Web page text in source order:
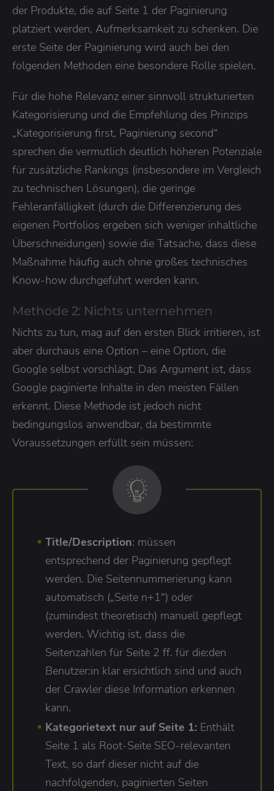
der Produkte, die auf Seite 1 der Paginierung
platziert werden, Aufmerksamkeit zu schenken. Die
erste Seite der Paginierung wird auch bei den
folgenden Methoden eine besondere Rolle spielen.
Für die hohe Relevanz einer sinnvoll strukturierten
Kategorisierung und die Empfehlung des Prinzips
„Kategorisierung first, Paginierung second“
sprechen die vermutlich deutlich höheren Potenziale
für zusätzliche Rankings (insbesondere im Vergleich
zu technischen Lösungen), die geringe
Fehleranfälligkeit (durch die Differenzierung des
eigenen Portfolios ergeben sich weniger inhaltliche
Überschneidungen) sowie die Tatsache, dass diese
Maßnahme häufig auch ohne großes technisches
Know-how durchgeführt werden kann.
Methode 2: Nichts unternehmen
Nichts zu tun, mag auf den ersten Blick irritieren, ist
aber durchaus eine Option – eine Option, die
Google selbst vorschlägt. Das Argument ist, dass
Google paginierte Inhalte in den meisten Fällen
erkennt. Diese Methode ist jedoch nicht
bedingungslos anwendbar, da bestimmte
Voraussetzungen erfüllt sein müssen:
Title/Description: müssen
entsprechend der Paginierung gepflegt
werden. Die Seitennummerierung kann
automatisch („Seite n+1“) oder
(zumindest theoretisch) manuell gepflegt
werden. Wichtig ist, dass die
Seitenzahlen für Seite 2 ff. für die:den
Benutzer:in klar ersichtlich sind und auch
der Crawler diese Information erkennen
kann.
Kategorietext nur auf Seite 1: Enthält
Seite 1 als Root-Seite SEO-relevanten
Text, so darf dieser nicht auf die
nachfolgenden, paginierten Seiten